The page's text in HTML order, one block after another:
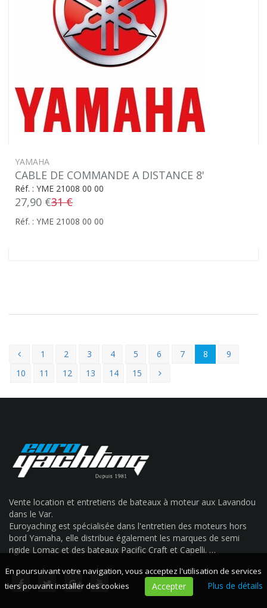
YAMAHA
CABLE DE COMMANDE A DISTANCE 8'
Réf. : YME 21008 00 00
27,90 €31 €
Réf. : YME 21008 00 00
1 2 3 4 5 6 7 8
9
10
11 12 13 14 15
Vente location et entretiens de bateaux à moteur aux Lavandou
dans le Var.
Euroyaching est spécialisée dans l'entretien des moteurs hors
bord Yamaha, elle distribue également les marques de semi
rigide Lomac et des bateaux Pacific Craft et Capelli. …
En poursuivant votre navigation, vous acceptez l'utilisation de services
tiers pouvant installer des cookies
Accepter Plus de détails